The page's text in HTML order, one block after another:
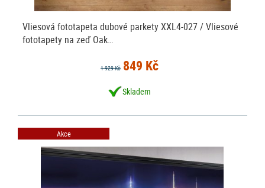
Vliesová fototapeta dubové parkety XXL4-027 / Vliesové
fototapety na zeď Oak…
1 929 Kč 849 Kč
Skladem
Akce